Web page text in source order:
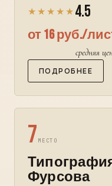
★★★★★ 4.5
от 16 руб./
средняя
ПОДРОБНЕЕ
7 МЕСТО
Фурсова